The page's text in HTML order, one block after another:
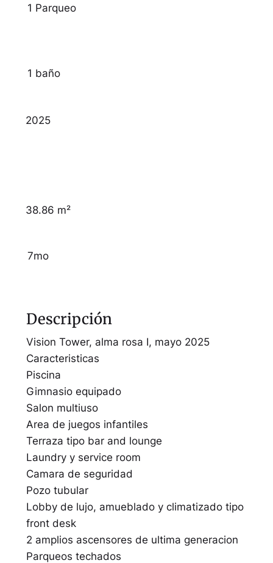
1 baño
38.86 m²
1 Parqueo
2025
7mo
Descripción
Vision Tower, alma rosa I, mayo 2025
Caracteristicas
Piscina
Gimnasio equipado
Salon multiuso
Area de juegos infantiles
Terraza tipo bar and lounge
Laundry y service room
Camara de seguridad
Pozo tubular
Lobby de lujo, amueblado y climatizado tipo
front desk
2 amplios ascensores de ultima generacion
Parqueos techados